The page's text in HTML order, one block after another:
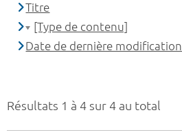
Résultats 1 à 4 sur 4 au total
Titre
[Type de contenu]
Date de dernière modification